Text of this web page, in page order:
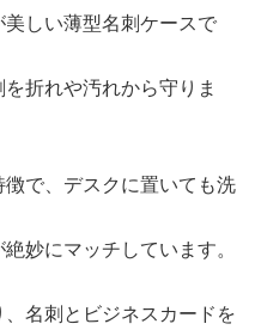
しい薄型名刺ケースで
折れや汚れから守りま
で、デスクに置いても洗
妙にマッチしています。
名刺とビジネスカードを